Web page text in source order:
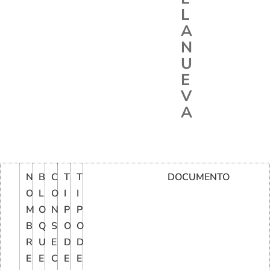
L
A
N
U
E
V
A
N
O
M
B
R
E
B
L
O
Q
U
E
C
O
N
S
E
C
T
I
P
O
D
E
T
I
P
O
D
E
DOCUMENTO